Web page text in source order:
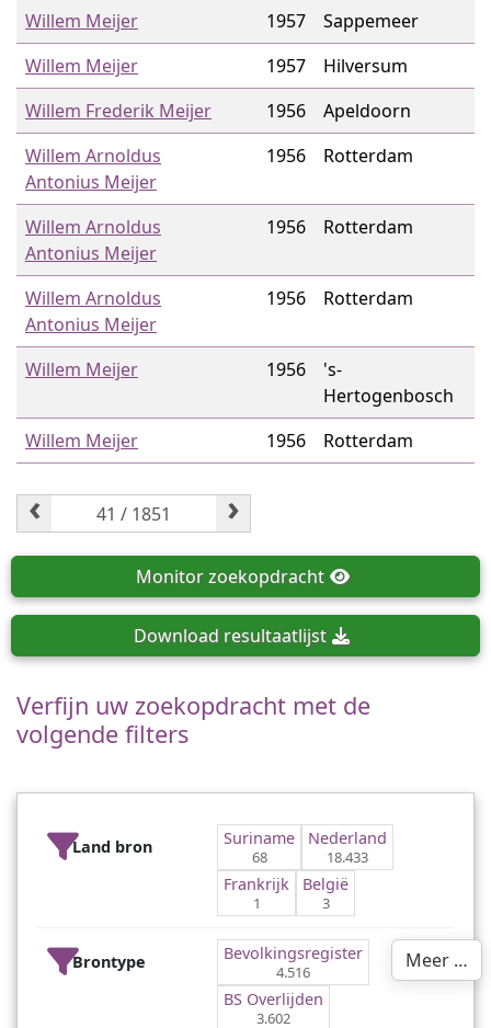
Willem Meijer
1957
Sappemeer
Willem Meijer
1957
Hilversum
Willem Frederik Meijer
1956
Apeldoorn
Willem Arnoldus
Antonius Meijer
1956 Rotterdam
Willem Arnoldus
Antonius Meijer
1956 Rotterdam
Willem Arnoldus
Antonius Meijer
1956 Rotterdam
Willem Meijer 1956
's-
Hertogenbosch
Willem Meijer
1956 Rotterdam
‹ ›
Monitorzoekopdracht
Download resultaatlijst
Verfijn uw zoekopdracht met de
volgende filters
Land bron Suriname
68
Nederland
18.433
Frankrijk
1
België
3
Brontype Bevolkingsregister
4.516
BS Overlijden
3.602
Meer …